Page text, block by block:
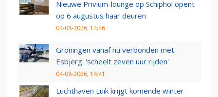
Nieuwe Privium-lounge op Schiphol opent
op 6 augustus haar deuren
04-08-2026, 14:46
Groningen vanaf nu verbonden met
Esbjerg: 'scheelt zeven uur rijden'
04-08-2026, 14:41
Luchthaven Luik krijgt komende winter